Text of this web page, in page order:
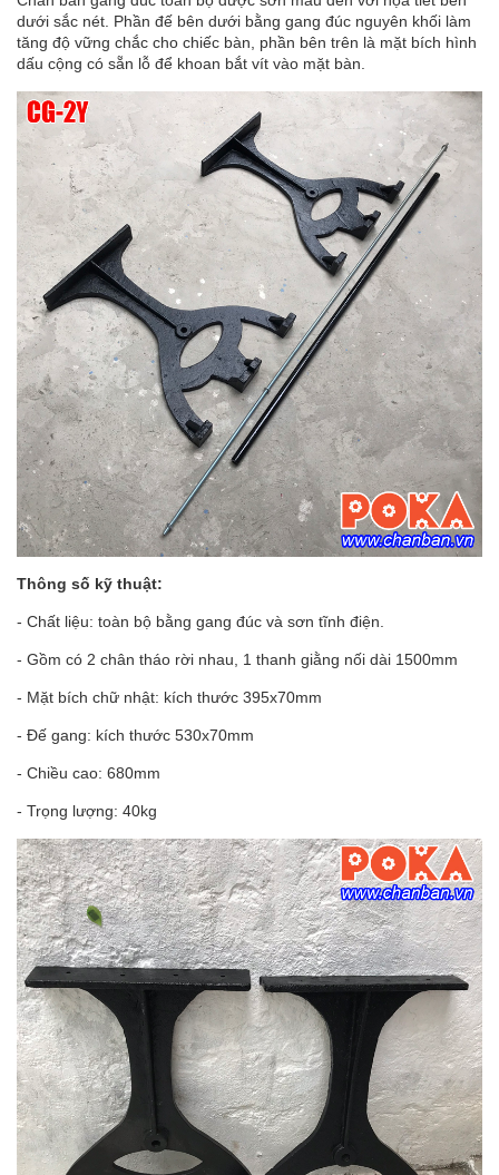
dưới sắc nét. Phần đế bên dưới bằng gang đúc nguyên khối làm
tăng độ vững chắc cho chiếc bàn, phần bên trên là mặt bích hình
dấu cộng có sẵn lỗ để khoan bắt vít vào mặt bàn.
Thông số kỹ thuật:
- Chất liệu: toàn bộ bằng gang đúc và sơn tĩnh điện.
- Gồm có 2 chân tháo rời nhau, 1 thanh giằng nối dài 1500mm
- Mặt bích chữ nhật: kích thước 395x70mm
- Đế gang: kích thước 530x70mm
- Chiều cao: 680mm
- Trọng lượng: 40kg